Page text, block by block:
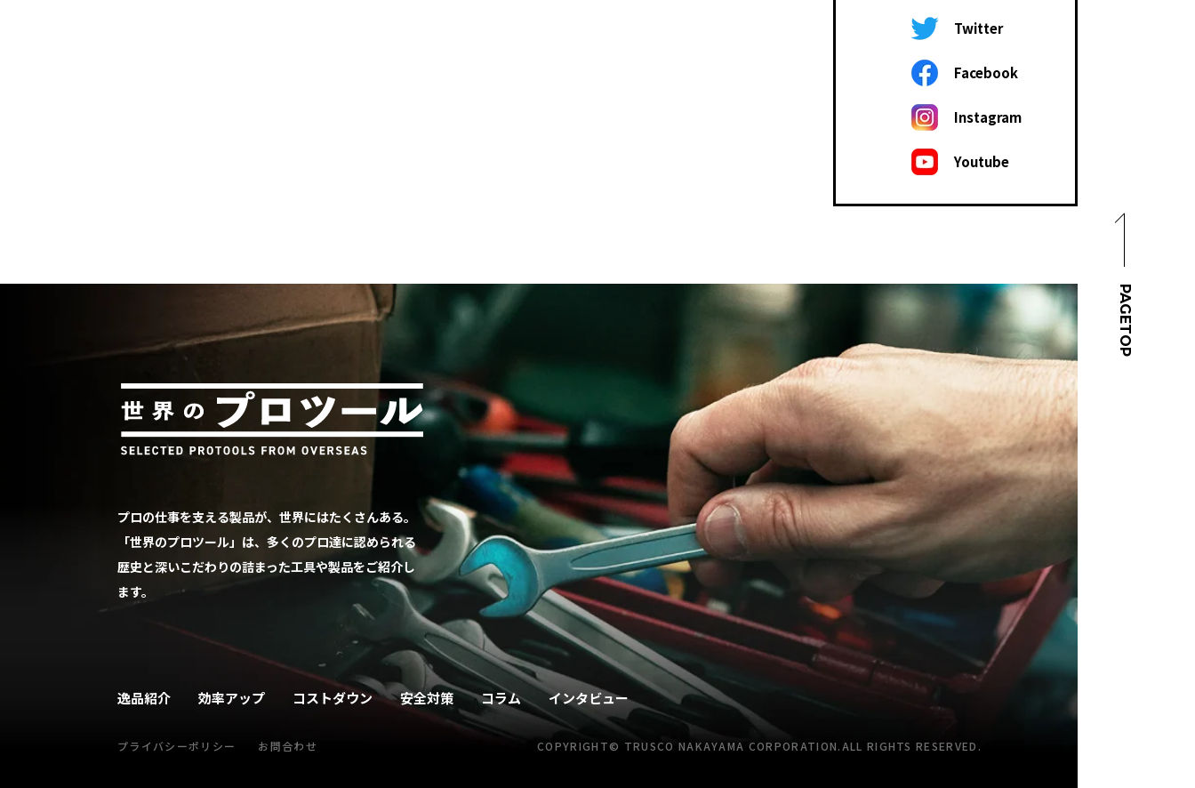
Twitter
Facebook
Instagram
Youtube
プロの仕事を支える製品が、世界にはたくさんある。
「世界のプロツール」は、多くのプロ達に認められる
歴史と深いこだわりの詰まった工具や製品をご紹介し
ます。
逸品紹介 効率アップ コストダウン 安全対策 コラム インタビュー
プライバシーポリシー お問合わせ COPYRIGHT© TRUSCO NAKAYAMA CORPORATION.ALL RIGHTS RESERVED.
PAGETOP